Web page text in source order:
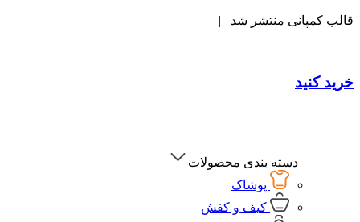
قالب کمپانی منتشر شد |
خرید کنید
دسته بندی محصولات
پوشاک
کیف و کفش